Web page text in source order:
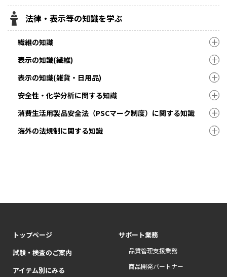
法律・表示等の知識を学ぶ
繊維の知識
表示の知識(繊維)
表示の知識(雑貨・日用品)
安全性・化学分析に関する知識
消費生活用製品安全法（PSCマーク制度）に関する知識
海外の法規制に関する知識
トップページ
試験・検査のご案内
アイテム別にみる
サポート業務
品質管理支援業務
商品開発パートナー